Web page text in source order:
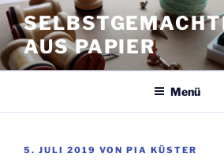
Zum
Inhalt
springenAUS PAPIER
Menü
VERÖFFENTLICHT
5. JULI 2019 VON PIA KÜSTER